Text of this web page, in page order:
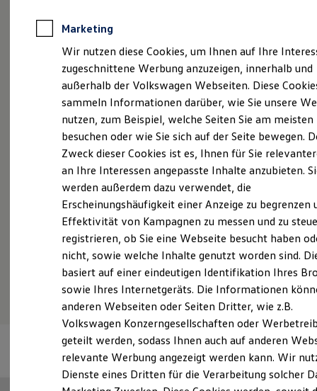
Anpfiff zum Gewinn
Elektroautos
ID. Tutorials
Elektrofahrzeugkonzepte
Reichweite
Reichweite der ID. Modelle
Reichweite im Winter
Laden
Laden unterwegs
Laden Zuhause
Ladezeitensimulator
Batterie
Sicherheit
Garantie und Lebensdauer
Nachhaltigkeit
Technologie
Kosten und Kauf
Verbrauchskosten
Kaufoptionen
E-Auto-Förderung
Software und Konnektivität
Die ID. Software 6
ID. Software Versionen und Updates
Digitale Extras
Schnittstellen zu Ihrem ID.
Probefahrt vereinbaren
Fahrzeugangebot anfordern
Serviceanfrage stellen
Marketing
Wir nutzen diese Cookies, um Ihnen auf Ihre
zugeschnittene Werbung anzuzeigen, innerhalb und
außerhalb der Volkswagen Webseiten. Diese
sammeln Informationen darüber, wie Sie unsere
nutzen, zum Beispiel, welche Seiten Sie am meisten
besuchen oder wie Sie sich auf der Seite bewegen.
Zweck dieser Cookies ist es, Ihnen für Sie
an Ihre Interessen angepasste Inhalte anzubieten.
werden außerdem dazu verwendet, die
Erscheinungshäufigkeit einer Anzeige zu begrenzen
Effektivität von Kampagnen zu messen und zu
registrieren, ob Sie eine Webseite besucht haben
nicht, sowie welche Inhalte genutzt worden sind.
basiert auf einer eindeutigen Identifikation Ihres
sowie Ihres Internetgeräts. Die Informationen
anderen Webseiten oder Seiten Dritter, wie z.B.
Volkswagen Konzerngesellschaften oder
geteilt werden, sodass Ihnen auch auf anderen
relevante Werbung angezeigt werden kann. Wir
Dienste eines Dritten für die Verarbeitung solcher